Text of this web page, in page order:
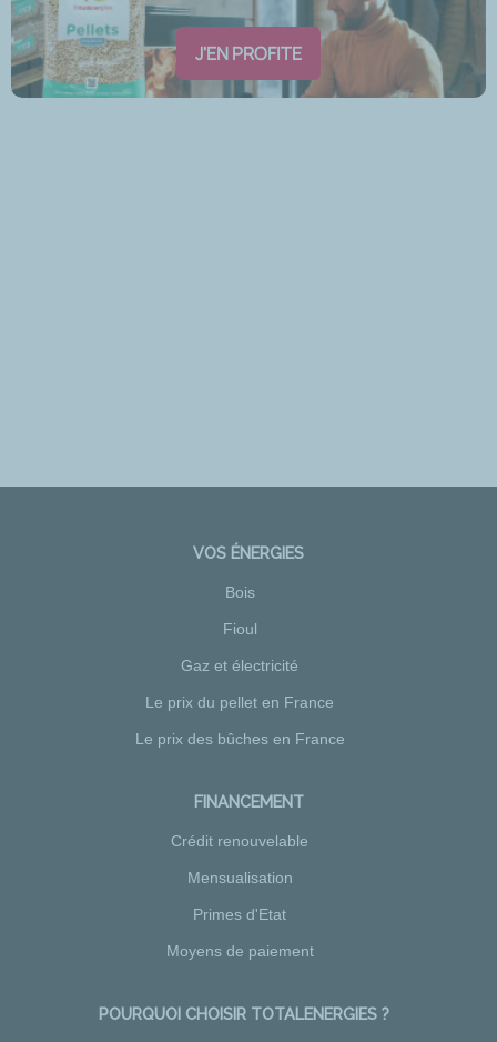
J'EN PROFITE
VOS ÉNERGIES
Bois
Fioul
Gaz et électricité
Le prix du pellet en France
Le prix des bûches en France
FINANCEMENT
Crédit renouvelable
Mensualisation
Primes d'Etat
Moyens de paiement
POURQUOI CHOISIR TOTALENERGIES ?